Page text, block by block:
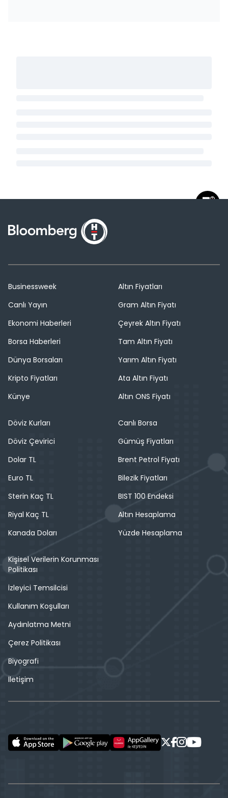
Businessweek
Canlı Yayın
Ekonomi Haberleri
Borsa Haberleri
Dünya Borsaları
Kripto Fiyatları
Künye
Altın Fiyatları
Gram Altın Fiyatı
Çeyrek Altın Fiyatı
Tam Altın Fiyatı
Yarım Altın Fiyatı
Ata Altın Fiyatı
Altın ONS Fiyatı
Döviz Kurları
Döviz Çevirici
Dolar TL
Euro TL
Sterin Kaç TL
Riyal Kaç TL
Kanada Doları
Canlı Borsa
Gümüş Fiyatları
Brent Petrol Fiyatı
Bilezik Fiyatları
BIST 100 Endeksi
Altın Hesaplama
Yüzde Hesaplama
Kişisel Verilerin Korunması
Politikası
İzleyici Temsilcisi
Kullanım Koşulları
Aydınlatma Metni
Çerez Politikası
Biyografi
İletişim